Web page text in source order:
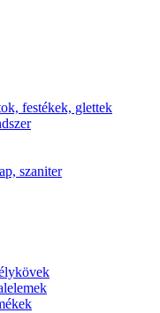
festékek, glettek
szaniter